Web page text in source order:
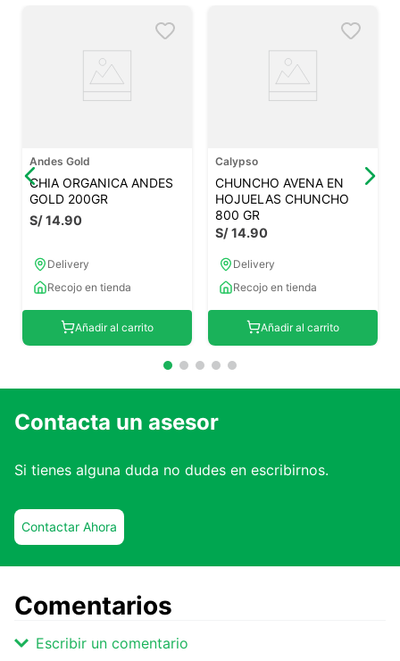
Andes Gold
CHIA ORGANICA ANDES
GOLD 200GR
S/14.90
Delivery
Recojo en tienda
Añadir al carrito
Calypso
CHUNCHO AVENA EN
HOJUELAS CHUNCHO
800 GR
S/14.90
Delivery
Recojo en tienda
Añadir al carrito
Contacta un asesor
Si tienes alguna duda no dudes en escribirnos.
Contactar Ahora
Comentarios
Escribir un comentario